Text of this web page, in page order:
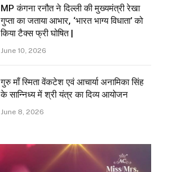
MP कंगना रनौत ने दिल्ली की मुख्यमंत्री रेखा
गुप्ता का जताया आभार, ‘भारत भाग्य विधाता’ को
किया टैक्स फ्री घोषित |
June 10, 2026
गुरु माँ स्मिता वेंकटेश एवं आचार्या अनामिका सिंह
के सान्निध्य में श्री यंत्र का दिव्य आयोजन
June 8, 2026